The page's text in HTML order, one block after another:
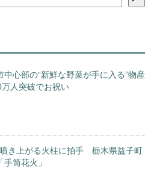
中心部の“新鮮な野菜が手に入る”物産
人突破でお祝い
き上がる火柱に拍手 栃木県益子町
筒花火」